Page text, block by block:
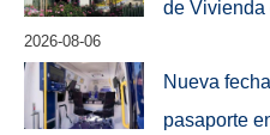
de Vivienda
2026-08-06
Nueva
pasaporte